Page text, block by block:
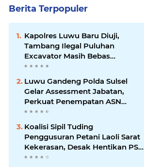
Berita Terpopuler
Kapolres Luwu Baru Diuji,
Tambang Ilegal Puluhan
Excavator Masih Bebas
Beroperasi
Luwu Gandeng Polda Sulsel
Gelar Assessment Jabatan,
Perkuat Penempatan ASN
Berbasis Kompetensi
Koalisi Sipil Tuding
Penggusuran Petani Laoli Sarat
Kekerasan, Desak Hentikan PSN
PT IHIP